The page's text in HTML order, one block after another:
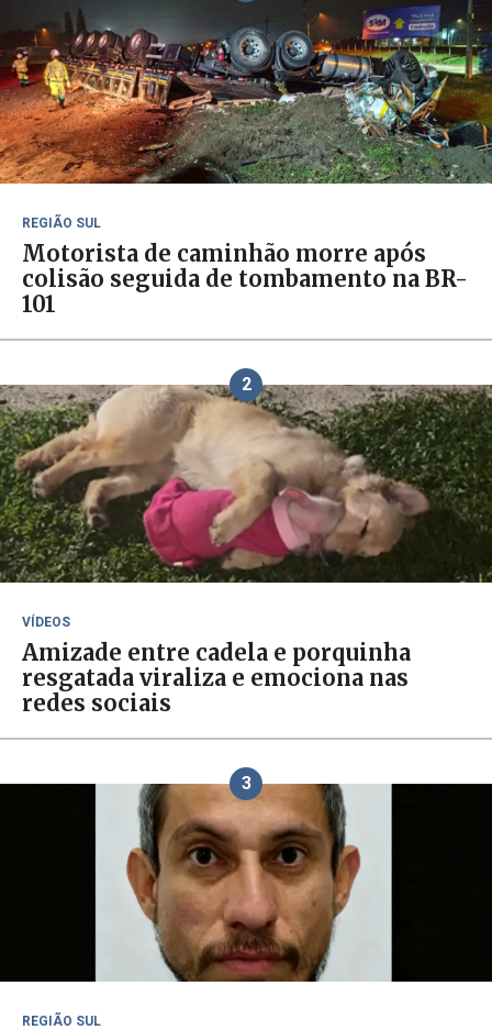
REGIÃO SUL
Motorista de caminhão morre após
colisão seguida de tombamento na BR-
101
2
VÍDEOS
Amizade entre cadela e porquinha
resgatada viraliza e emociona nas
redes sociais
3
REGIÃO SUL